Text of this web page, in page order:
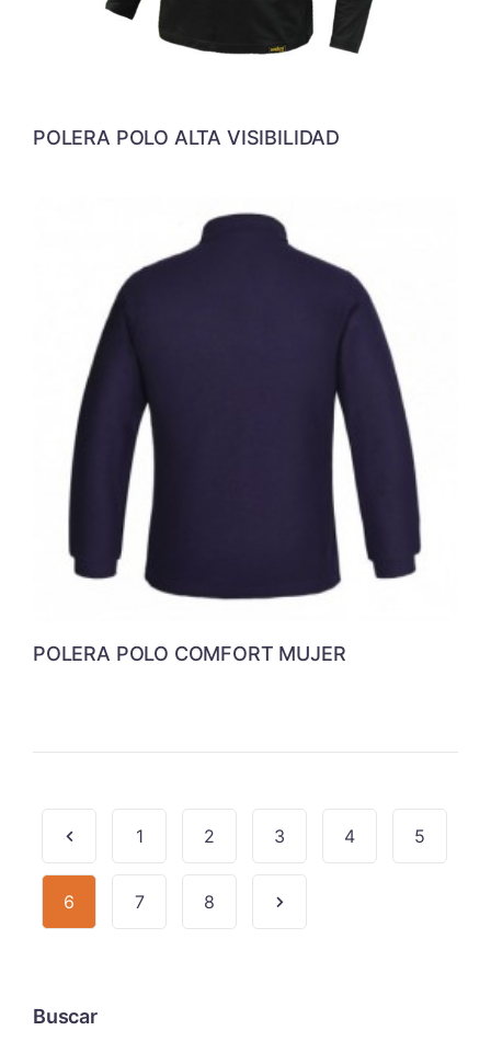
POLERA POLO ALTA VISIBILIDAD
POLERA POLO COMFORT MUJER
1 2 3 4 5
6 7 8
Buscar